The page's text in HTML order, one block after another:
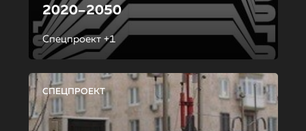
2020–2050
Спецпроект +1
СПЕЦПРОЕКТ